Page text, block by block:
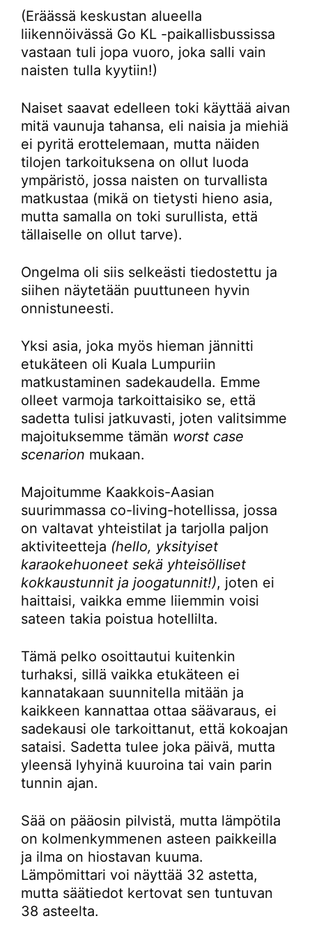
(Eräässä keskustan alueella
liikennöivässä Go KL -paikallisbussissa
vastaan tuli jopa vuoro, joka salli vain
naisten tulla kyytiin!)
Naiset saavat edelleen toki käyttää aivan
mitä vaunuja tahansa, eli naisia ja miehiä
ei pyritä erottelemaan, mutta näiden
tilojen tarkoituksena on ollut luoda
ympäristö, jossa naisten on turvallista
matkustaa (mikä on tietysti hieno asia,
mutta samalla on toki surullista, että
tällaiselle on ollut tarve).
Ongelma oli siis selkeästi tiedostettu ja
siihen näytetään puuttuneen hyvin
onnistuneesti.
Yksi asia, joka myös hieman jännitti
etukäteen oli Kuala Lumpuriin
matkustaminen sadekaudella. Emme
olleet varmoja tarkoittaisiko se, että
sadetta tulisi jatkuvasti, joten valitsimme
majoituksemme tämän worst case
scenarion mukaan.
Majoitumme Kaakkois-Aasian
suurimmassa co-living-hotellissa, jossa
on valtavat yhteistilat ja tarjolla paljon
aktiviteetteja (hello, yksityiset
karaokehuoneet sekä yhteisölliset
kokkaustunnit ja joogatunnit!), joten ei
haittaisi, vaikka emme liiemmin voisi
sateen takia poistua hotellilta.
Tämä pelko osoittautui kuitenkin
turhaksi, sillä vaikka etukäteen ei
kannatakaan suunnitella mitään ja
kaikkeen kannattaa ottaa säävaraus, ei
sadekausi ole tarkoittanut, että kokoajan
sataisi. Sadetta tulee joka päivä, mutta
yleensä lyhyinä kuuroina tai vain parin
tunnin ajan.
Sää on pääosin pilvistä, mutta lämpötila
on kolmenkymmenen asteen paikkeilla
ja ilma on hiostavan kuuma.
Lämpömittari voi näyttää 32 astetta,
mutta säätiedot kertovat sen tuntuvan
38 asteelta.